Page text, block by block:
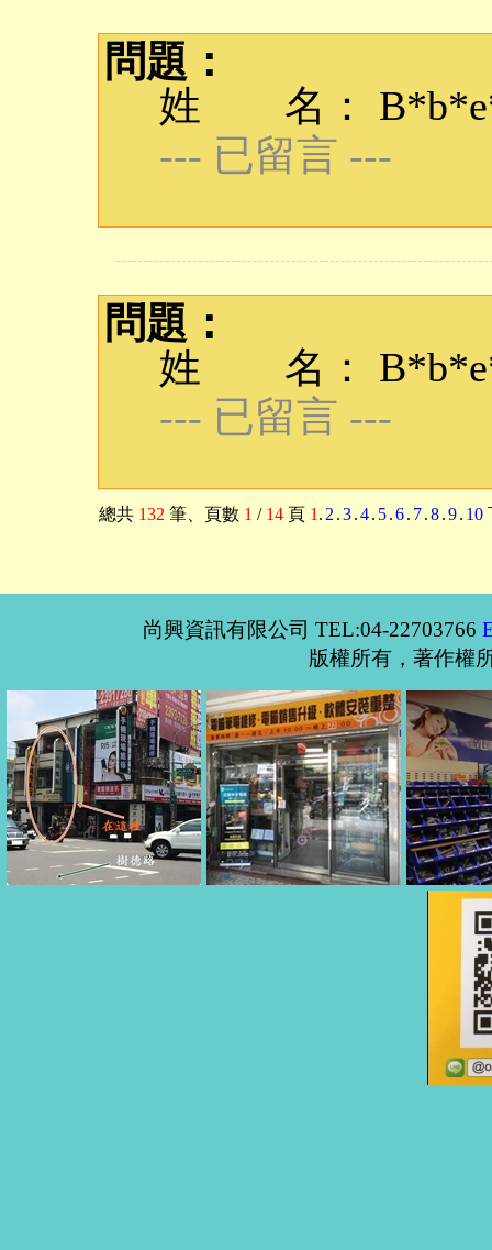
問題：
姓 名：
--- 已留言 ---
問題：
姓 名：
--- 已留言 ---
總共 132 筆 、頁數 1 / 14 頁 1 . 2 .3.4. 5.6. 7.8.9. 10
尚興資訊有限公司 TEL:04-22703766
版權所有，著作權